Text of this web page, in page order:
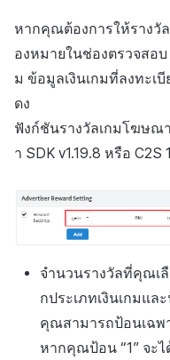
หากคุณต้องการให้รางวั
องหมายในช่องตรวจสอ
ม ข้อมูลเงินเกมที่ลงทะเ
ดง
ฟังก์ชันรางวัลเกมโฆษณ
า SDK v1.19.8 หรือ C2S
จำนวนรางวัลที่คุณเ
กประเภทเงินเกมแ
คุณสามารถป้อนเฉพ
หากคุณป้อน “1” จะ